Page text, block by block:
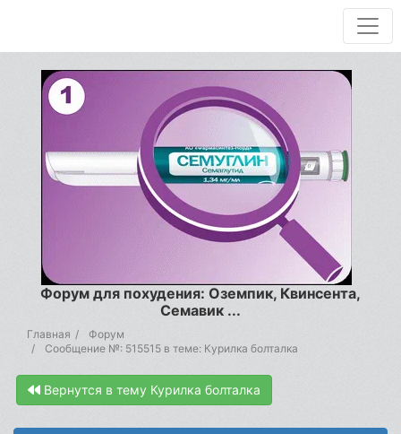
Форум для похудения: Оземпик, Квинсента,
Семавик ...
Главная
Форум
Сообщение №: 515515 в теме: Курилка болталка
Вернутся в тему Курилка болталка